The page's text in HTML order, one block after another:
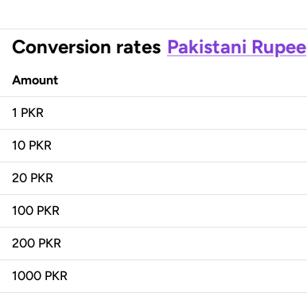
Conversion rates Pakistani Rupee
Amount
1 PKR
10 PKR
20 PKR
100 PKR
200 PKR
1000 PKR